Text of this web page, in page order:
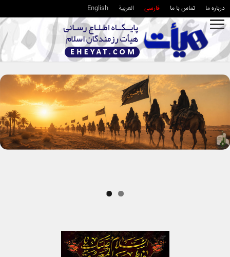
درباره ما تماس با ما فارسی العربية English